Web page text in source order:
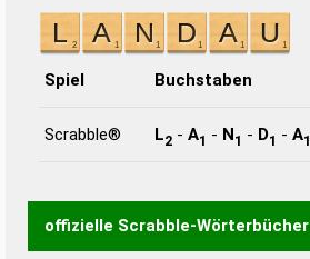
Spiel Buchstaben
Scrabble® L2 - A1 - N1 - D1 - A1
offizielle Scrabble-Wörterbücher